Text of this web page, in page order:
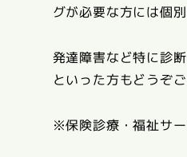
グが必要な方には個
発達障害など特に診
といった方もどうぞ
※保険診療・福祉サ